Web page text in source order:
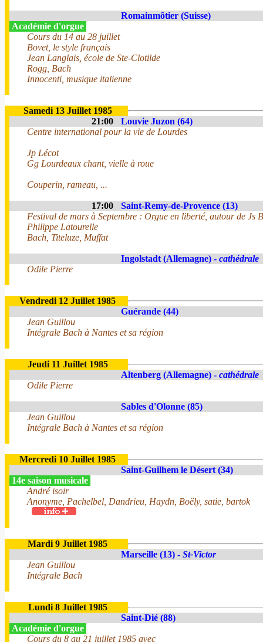
Romainmôtier (Suisse)
Académie d'orgue
Cours du 14 au 28 juillet
Bovet, le style français
Jean Langlais, école de Ste-Clotilde
Rogg, Bach
Innocenti, musique italienne
Samedi 13 Juillet 1985
21:00
Louvie Juzon (64)
Centre international pour la vie de Lourdes
Jp Lécot
Gg Lourdeaux chant, vielle à roue
Couperin, rameau, ...
17:00
Saint-Remy-de-Provence (13)
Festival de mars à Septembre : Orgue en liberté, autour de Js
Philippe Latourelle
Bach, Titeluze, Muffat
Ingolstadt (Allemagne) - cathédrale
Odile Pierre
Vendredi 12 Juillet 1985
Guérande (44)
Jean Guillou
Intégrale Bach à Nantes et sa région
Jeudi 11 Juillet 1985
Altenberg (Allemagne) - cathédrale
Odile Pierre
Sables d'Olonne (85)
Jean Guillou
Intégrale Bach à Nantes et sa région
Mercredi 10 Juillet 1985
Saint-Guilhem le Désert (34)
14e saison musicale
André isoir
Anonyme, Pachelbel, Dandrieu, Haydn, Boëly, satie, bartok
Mardi 9 Juillet 1985
Marseille (13) - St-Victor
Jean Guillou
Intégrale Bach
Lundi 8 Juillet 1985
Saint-Dié (88)
Académie d'orgue
Cours du 8 au 21 juillet 1985 avec